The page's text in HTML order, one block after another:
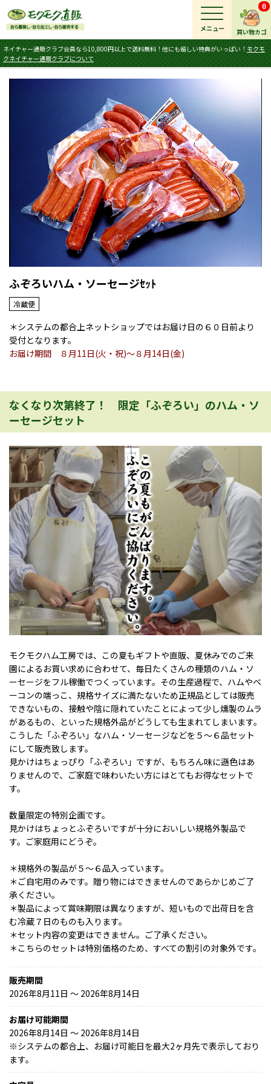
買い物カゴ
0
ネイチャー通販クラブ会員なら10,800円以上で送料無料！他にも嬉しい特典がいっぱい！ モクモ
クネイチャー通販クラブについて
メニュー
ふぞろいハム・ソーセージｾｯﾄ
冷蔵便
＊システムの都合上ネットショップではお届け日の６０日前より
受付となります。
お届け期間 ８月11日(火・祝)～８月14日(金)
なくなり次第終了！ 限定「ふぞろい」のハム・ソ
ーセージセット
モクモクハム工房では、この夏もギフトや直販、夏休みでのご来
園によるお買い求めに合わせて、毎日たくさんの種類のハム・ソ
ーセージをフル稼働でつくっています。その生産過程で、ハムやベ
ーコンの端っこ、規格サイズに満たないため正規品としては販売
できないもの、接触や陰に隠れていたことによって少し燻製のムラ
があるもの、といった規格外品がどうしても生まれてしまいます。
こうした「ふぞろい」なハム・ソーセージなどを５～６品セット
にして販売致します。
見かけはちょっぴり「ふぞろい」ですが、もちろん味に遜色はあ
りませんので、ご家庭で味わいたい方にはとてもお得なセットで
す。
数量限定の特別企画です。
見かけはちょっとふぞろいですが十分においしい規格外製品で
す。ご家庭用にどうぞ。
＊規格外の製品が５～６品入っています。
＊ご自宅用のみです。贈り物にはできませんのであらかじめご了
承ください。
＊製品によって賞味期限は異なりますが、短いもので出荷日を含
む冷蔵７日のものも入ります。
＊セット内容の変更はできません。ご了承ください。
＊こちらのセットは特別価格のため、すべての割引の対象外です。
販売期間
2026年8月11日 〜 2026年8月14日
お届け可能期間
2026年8月14日 ～ 2026年8月14日
※システムの都合上、お届け可能日を最大2ヶ月先で表示しており
ます。